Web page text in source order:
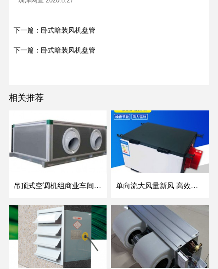
下一篇：卧式暗装风机盘管
下一篇：卧式暗装风机盘管
相关推荐
吊顶式空调机组商业车间防爆新风空调器射流冷暖机组 单向流大风量新风 高效除霾全热交换新风机空气净化